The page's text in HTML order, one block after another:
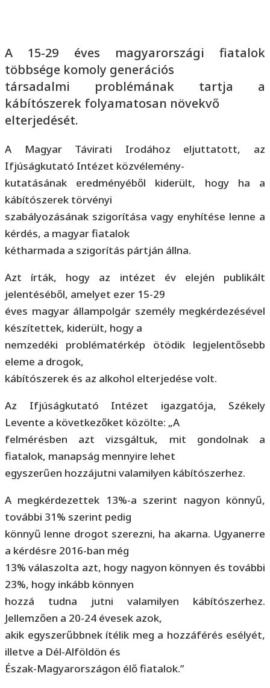
A 15-29 éves magyarországi fiatalok
többsége komoly generációs
társadalmi problémának tartja a
kábítószerek folyamatosan növekvő
elterjedését.
A Magyar Távirati Irodához eljuttatott, az
Ifjúságkutató Intézet közvélemény-
kutatásának eredményéből kiderült, hogy ha a
kábítószerek törvényi
szabályozásának szigorítása vagy enyhítése lenne a
kérdés, a magyar fiatalok
kétharmada a szigorítás pártján állna.
Azt írták, hogy az intézet év elején publikált
jelentéséből, amelyet ezer 15-29
éves magyar állampolgár személy megkérdezésével
készítettek, kiderült, hogy a
nemzedéki problématérkép ötödik legjelentősebb
eleme a drogok,
kábítószerek és az alkohol elterjedése volt.
Az Ifjúságkutató Intézet igazgatója, Székely
Levente a következőket közölte: „A
felmérésben azt vizsgáltuk, mit gondolnak a
fiatalok, manapság mennyire lehet
egyszerűen hozzájutni valamilyen kábítószerhez.
A megkérdezettek 13%-a szerint nagyon könnyű,
további 31% szerint pedig
könnyű lenne drogot szerezni, ha akarna. Ugyanerre
a kérdésre 2016-ban még
13% válaszolta azt, hogy nagyon könnyen és további
23%, hogy inkább könnyen
hozzá tudna jutni valamilyen kábítószerhez.
Jellemzően a 20-24 évesek azok,
akik egyszerűbbnek ítélik meg a hozzáférés esélyét,
illetve a Dél-Alföldön és
Észak-Magyarországon élő fiatalok.”